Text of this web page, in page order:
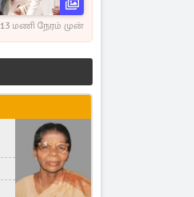
13 மணி நேரம் முன்